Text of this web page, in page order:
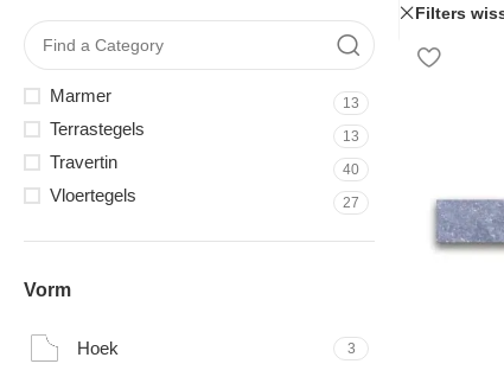
Marmer 13
Terrastegels 13
Travertin 40
Vloertegels 27
Vorm
Hoek 3
Filters